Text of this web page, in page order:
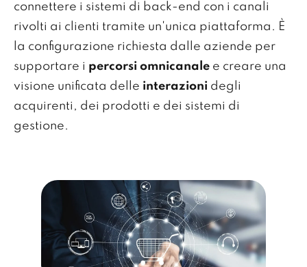
connettere i sistemi di back-end con i canali
rivolti ai clienti tramite un'unica piattaforma. È
la configurazione richiesta dalle aziende per
supportare i percorsi omnicanale e creare una
visione unificata delle interazioni degli
acquirenti, dei prodotti e dei sistemi di
gestione.